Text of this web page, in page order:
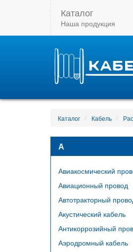
Каталог
Наша продукция
Каталог Кабель
А
Авиакосмический
Авиационный провод
Автотракторный
Акустический кабель
Антикоррозийный
Аэродромный кабель